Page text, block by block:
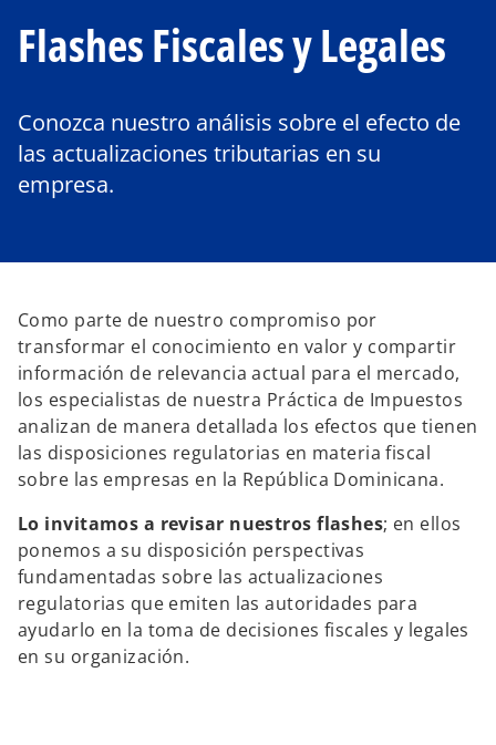
Flashes Fiscales y Legales
Conozca nuestro análisis sobre el efecto de
las actualizaciones tributarias en su
empresa.
Como parte de nuestro compromiso por
transformar el conocimiento en valor y compartir
información de relevancia actual para el mercado,
los especialistas de nuestra Práctica de Impuestos
analizan de manera detallada los efectos que tienen
las disposiciones regulatorias en materia fiscal
sobre las empresas en la República Dominicana.
Lo invitamos a revisar nuestros flashes; en ellos
ponemos a su disposición perspectivas
fundamentadas sobre las actualizaciones
regulatorias que emiten las autoridades para
ayudarlo en la toma de decisiones fiscales y legales
en su organización.